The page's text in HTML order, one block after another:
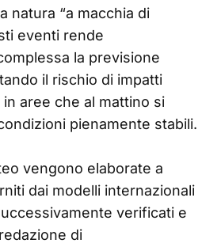
natura “a macchia di
eventi rende
la previsione
il rischio di impatti
aree che al mattino si
pienamente stabili.
vengono elaborate a
dai modelli internazionali
verificati e
di